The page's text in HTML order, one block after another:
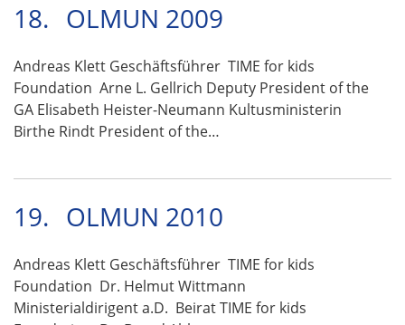
18. OLMUN 2009
Andreas Klett Geschäftsführer TIME for kids
Foundation Arne L. Gellrich Deputy President of the
GA Elisabeth Heister-Neumann Kultusministerin
Birthe Rindt President of the…
19. OLMUN 2010
Andreas Klett Geschäftsführer TIME for kids
Foundation Dr. Helmut Wittmann
Ministerialdirigent a.D. Beirat TIME for kids